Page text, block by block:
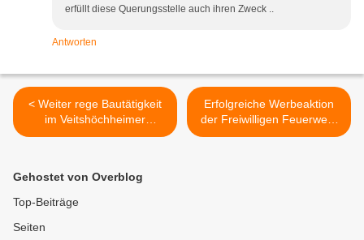
erfüllt diese Querungsstelle auch ihren Zweck ..
Antworten
< Weiter rege Bautätigkeit
im Veitshöchheimer
Baugebiet SANDÄCKER -
Wohneinheiten im
Erfolgreiche Werbeaktion
der Freiwilligen Feuerwehr
Veitshöchheim: Sie freut
Gehostet von Overblog
Top-Beiträge
Seiten